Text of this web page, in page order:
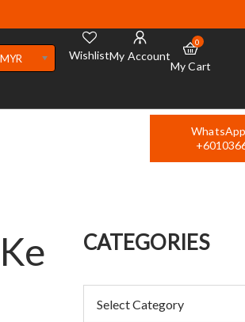
MYR WishlistMy Account
0
My Cart
CATEGORIES